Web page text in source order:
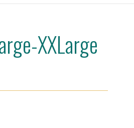
XXLarge